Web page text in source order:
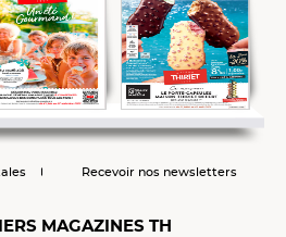
Recevoir nos newsletters
MAGAZINES TH